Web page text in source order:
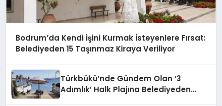
Bodrum’da Kendi İşini Kurmak İsteyenlere Fırsat:
Belediyeden 15 Taşınmaz Kiraya Veriliyor
Türkbükü’nde Gündem Olan ‘3
Adımlık’ Halk Plajına Belediyeden